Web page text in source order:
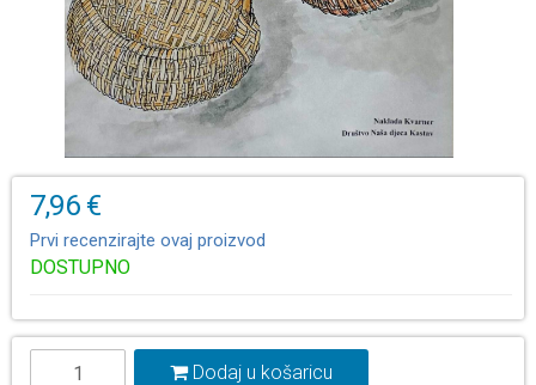
7,96 €
Prvi recenzirajte ovaj proizvod
DOSTUPNO
Dodaj u košaricu